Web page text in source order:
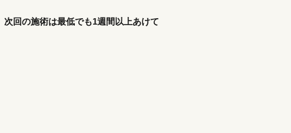
次回の施術は最低でも1週間以上あけて